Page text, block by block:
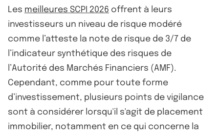
Les meilleures SCPI 2026 offrent à leurs
investisseurs un niveau de risque modéré
comme l’atteste la note de risque de 3/7 de
l’indicateur synthétique des risques de
l’Autorité des Marchés Financiers (AMF).
Cependant, comme pour toute forme
d’investissement, plusieurs points de vigilance
sont à considérer lorsqu'il s'agit de placement
immobilier, notamment en ce qui concerne la